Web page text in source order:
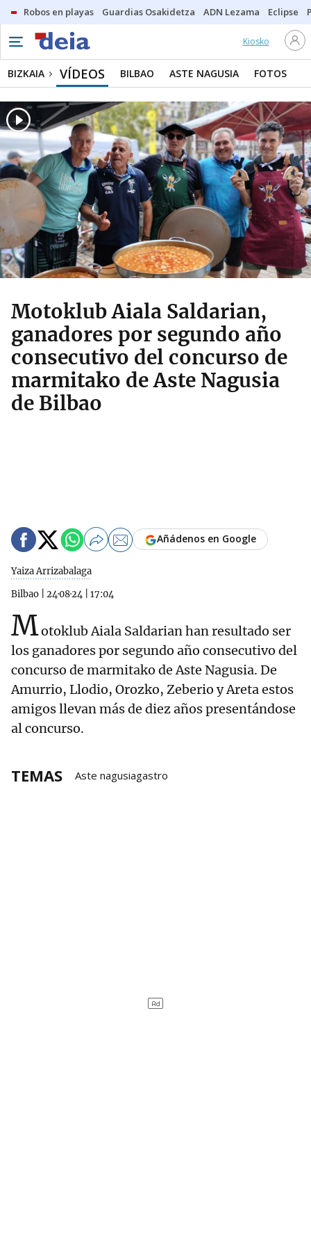
Robos en playas Guardias Osakidetza ADN Lezama Eclipse
Kiosko
BIZKAIA VÍDEOS BILBAO ASTE NAGUSIA FOTOS
Motoklub Aiala Saldarian,
ganadores por segundo año
consecutivo del concurso de
marmitako de Aste Nagusia
de Bilbao
Yaiza Arrizabalaga
Bilbao
24·08·24 17:04
Añádenos en Google
Motoklub Aiala Saldarian han resultado ser
los ganadores por segundo año consecutivo del
concurso de marmitako de Aste Nagusia. De
Amurrio, Llodio, Orozko, Zeberio y Areta estos
amigos llevan más de diez años presentándose
al concurso.
TEMAS Aste nagusiagastro